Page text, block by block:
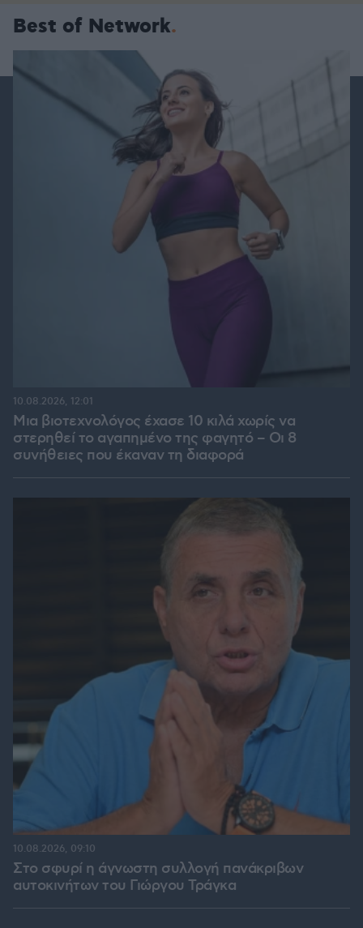
Best of Network
Μια βιοτεχνολόγος έχασε 10 κιλά χωρίς να
στερηθεί το αγαπημένο της φαγητό – Οι 8
συνήθειες που έκαναν τη διαφορά
10.08.2026, 12:01
Στο σφυρί η άγνωστη συλλογή πανάκριβων
αυτοκινήτων του Γιώργου Τράγκα
10.08.2026, 09:10